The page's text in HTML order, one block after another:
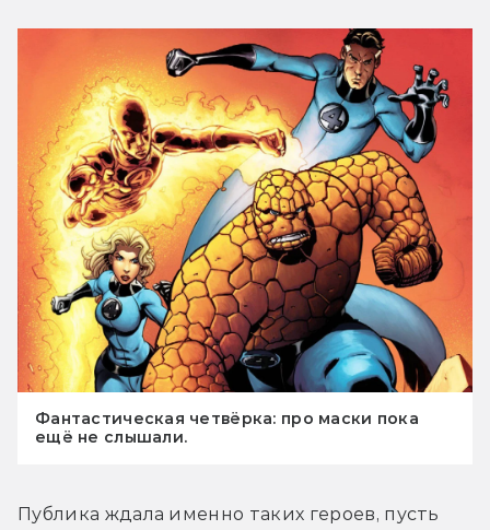
Фантастическая четвёрка: про маски пока
ещё не слышали.
Публика ждала именно таких героев, пусть